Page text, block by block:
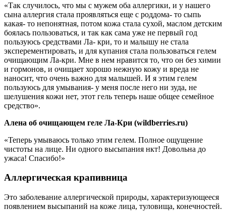
«Так случилось, что мы с мужем оба аллергики, и у нашего
сына аллергия стала проявляться еще с роддома- то сыпь
какая- то непонятная, потом кожа стала сухой, маслом детским
боялась пользоваться, и так как сама уже не первый год
пользуюсь средствами Ла- кри, то и малышу не стала
эксперементировать, и для купания стала пользоваться гелем
очищающим Ла-кри. Мне в нем нравится то, что он без химии
и гормонов, и очищает хорошо нежную кожу и вреда не
наносит, что очень важно для малышей. И я этим гелем
пользуюсь для умывания- у меня после него ни зуда, не
шелушения кожи нет, этот гель теперь наше общее семейное
средство».
Алена об очищающем геле Ла-Кри (wildberries.ru)
«Теперь умываюсь только этим гелем. Полное ощущение
чистоты на лице. Ни одного высыпания нкт! Довольна до
ужаса! Спасибо!»
Аллергическая крапивница
Это заболевание аллергической природы, характеризующееся
появлением высыпаний на коже лица, туловища, конечностей.